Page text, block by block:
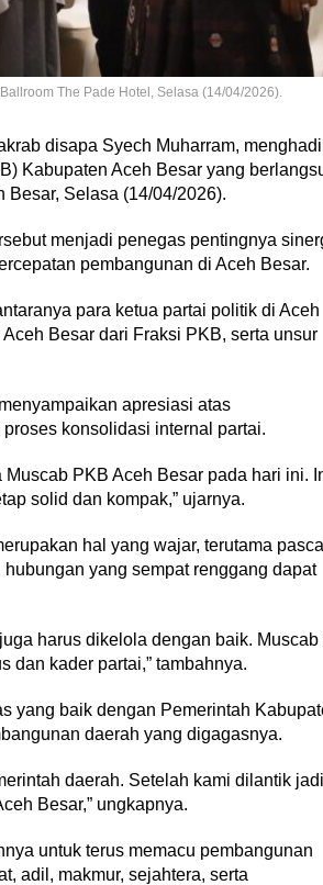
The Pade Hotel, Selasa (14/04/2026).
disapa Syech Muharram,
Kabupaten Aceh Besar yang
Besar, Selasa (14/04/2026).
menjadi penegas pentingnya
pembangunan di Aceh Besar.
para ketua partai politik di Aceh
Besar dari Fraksi PKB, serta unsur
apresiasi atas
konsolidasi internal partai.
PKB Aceh Besar pada hari ini.
solid dan kompak,” ujarnya.
hal yang wajar, terutama pasca
yang sempat renggang dapat
harus dikelola dengan baik. Muscab
dan kader partai,” tambahnya.
yang baik dengan Pemerintah
daerah yang digagasnya.
daerah. Setelah kami dilantik jadi
Besar,” ungkapnya.
untuk terus memacu pembangunan
adil, makmur, sejahtera, serta